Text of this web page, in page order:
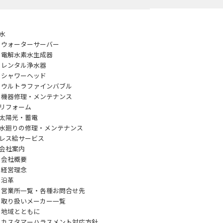
ウォーターサーバー
電解水素水生成器
レンタル浄水器
シャワーヘッド
ウルトラファインバブル
機器修理・メンテナンス
フォーム
陽光・蓄電
廻りの修理・メンテナンス
ス給サービス
社案内
会社概要
経営理念
沿革
営業所一覧・各種お問合せ先
取り扱いメーカー一覧
地域とともに